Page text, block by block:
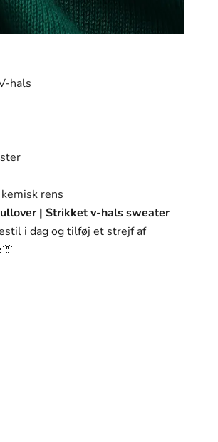
hals
rens
| Strikket v-hals sweater
i dag og tilføj et strejf af